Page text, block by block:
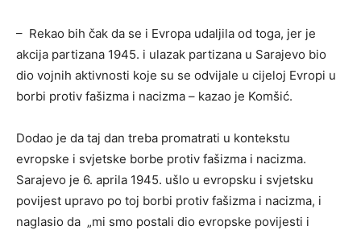
– Rekao bih čak da se i Evropa udaljila od toga, jer je
akcija partizana 1945. i ulazak partizana u Sarajevo bio
dio vojnih aktivnosti koje su se odvijale u cijeloj Evropi u
borbi protiv fašizma i nacizma – kazao je Komšić.
Dodao je da taj dan treba promatrati u kontekstu
evropske i svjetske borbe protiv fašizma i nacizma.
Sarajevo je 6. aprila 1945. ušlo u evropsku i svjetsku
povijest upravo po toj borbi protiv fašizma i nacizma, i
naglasio da „mi smo postali dio evropske povijesti i